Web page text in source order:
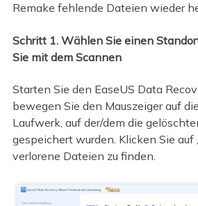
Remake fehlende Dateien wieder
Schritt 1. Wählen Sie einen
Sie mit dem Scannen
Starten Sie den EaseUS Data
bewegen Sie den Mauszeiger auf
Laufwerk, auf der/dem die
gespeichert wurden. Klicken Sie auf
verlorene Dateien zu finden.